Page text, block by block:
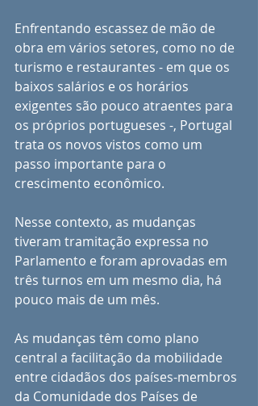
Enfrentando escassez de mão de
obra em vários setores, como no de
turismo e restaurantes - em que os
baixos salários e os horários
exigentes são pouco atraentes para
os próprios portugueses -, Portugal
trata os novos vistos como um
passo importante para o
crescimento econômico.
Nesse contexto, as mudanças
tiveram tramitação expressa no
Parlamento e foram aprovadas em
três turnos em um mesmo dia, há
pouco mais de um mês.
As mudanças têm como plano
central a facilitação da mobilidade
entre cidadãos dos países-membros
da Comunidade dos Países de